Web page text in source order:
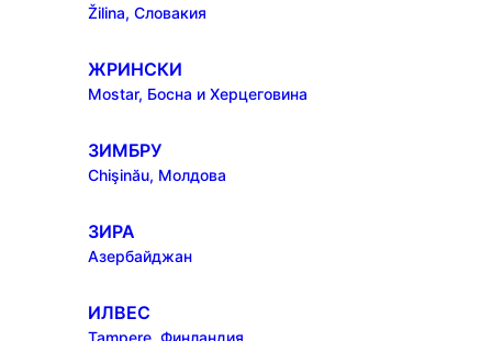
Žilina, Словакия
ЖРИНСКИ
Mostar, Босна и Херцеговина
ЗИМБРУ
Chişinău, Молдова
ЗИРА
Азербайджан
ИЛВЕС
Tampere, Финландия